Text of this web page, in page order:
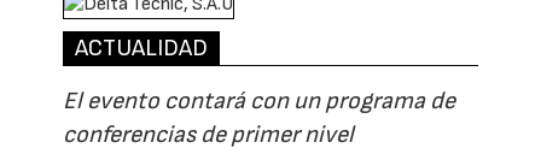
ACTUALIDAD
El evento contará con un programa de
conferencias de primer nivel